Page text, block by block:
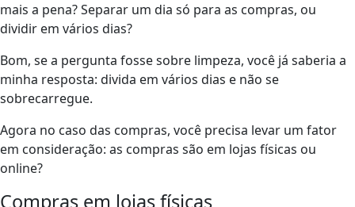
mais a pena? Separar um dia só para as compras, ou
dividir em vários dias?
Bom, se a pergunta fosse sobre limpeza, você já saberia a
minha resposta: divida em vários dias e não se
sobrecarregue.
Agora no caso das compras, você precisa levar um fator
em consideração: as compras são em lojas físicas ou
online?
Compras em lojas físicas